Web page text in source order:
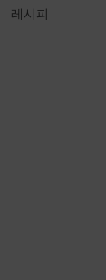
레시피